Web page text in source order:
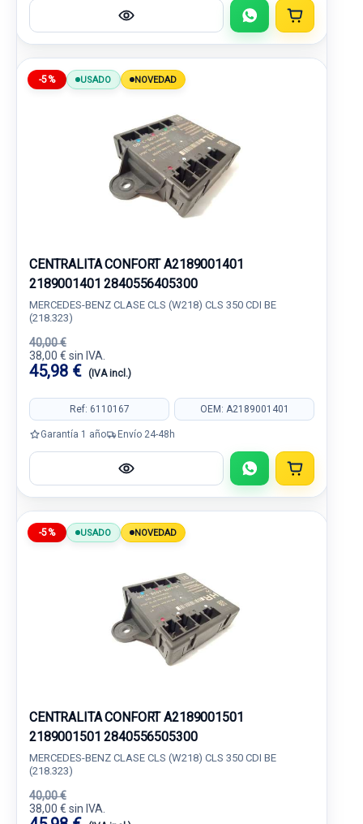
-5% USADO NOVEDAD
CENTRALITA CONFORT A2189001401
2189001401 2840556405300
MERCEDES-BENZ CLASE CLS (W218) CLS 350 CDI BE
(218.323)
40,00 €
38,00 € sin IVA.
45,98 € (IVA incl.)
Ref: 6110167 OEM: A2189001401
Garantía 1 año Envío 24-48h
-5% USADO NOVEDAD
CENTRALITA CONFORT A2189001501
2189001501 2840556505300
MERCEDES-BENZ CLASE CLS (W218) CLS 350 CDI BE
(218.323)
40,00 €
38,00 € sin IVA.